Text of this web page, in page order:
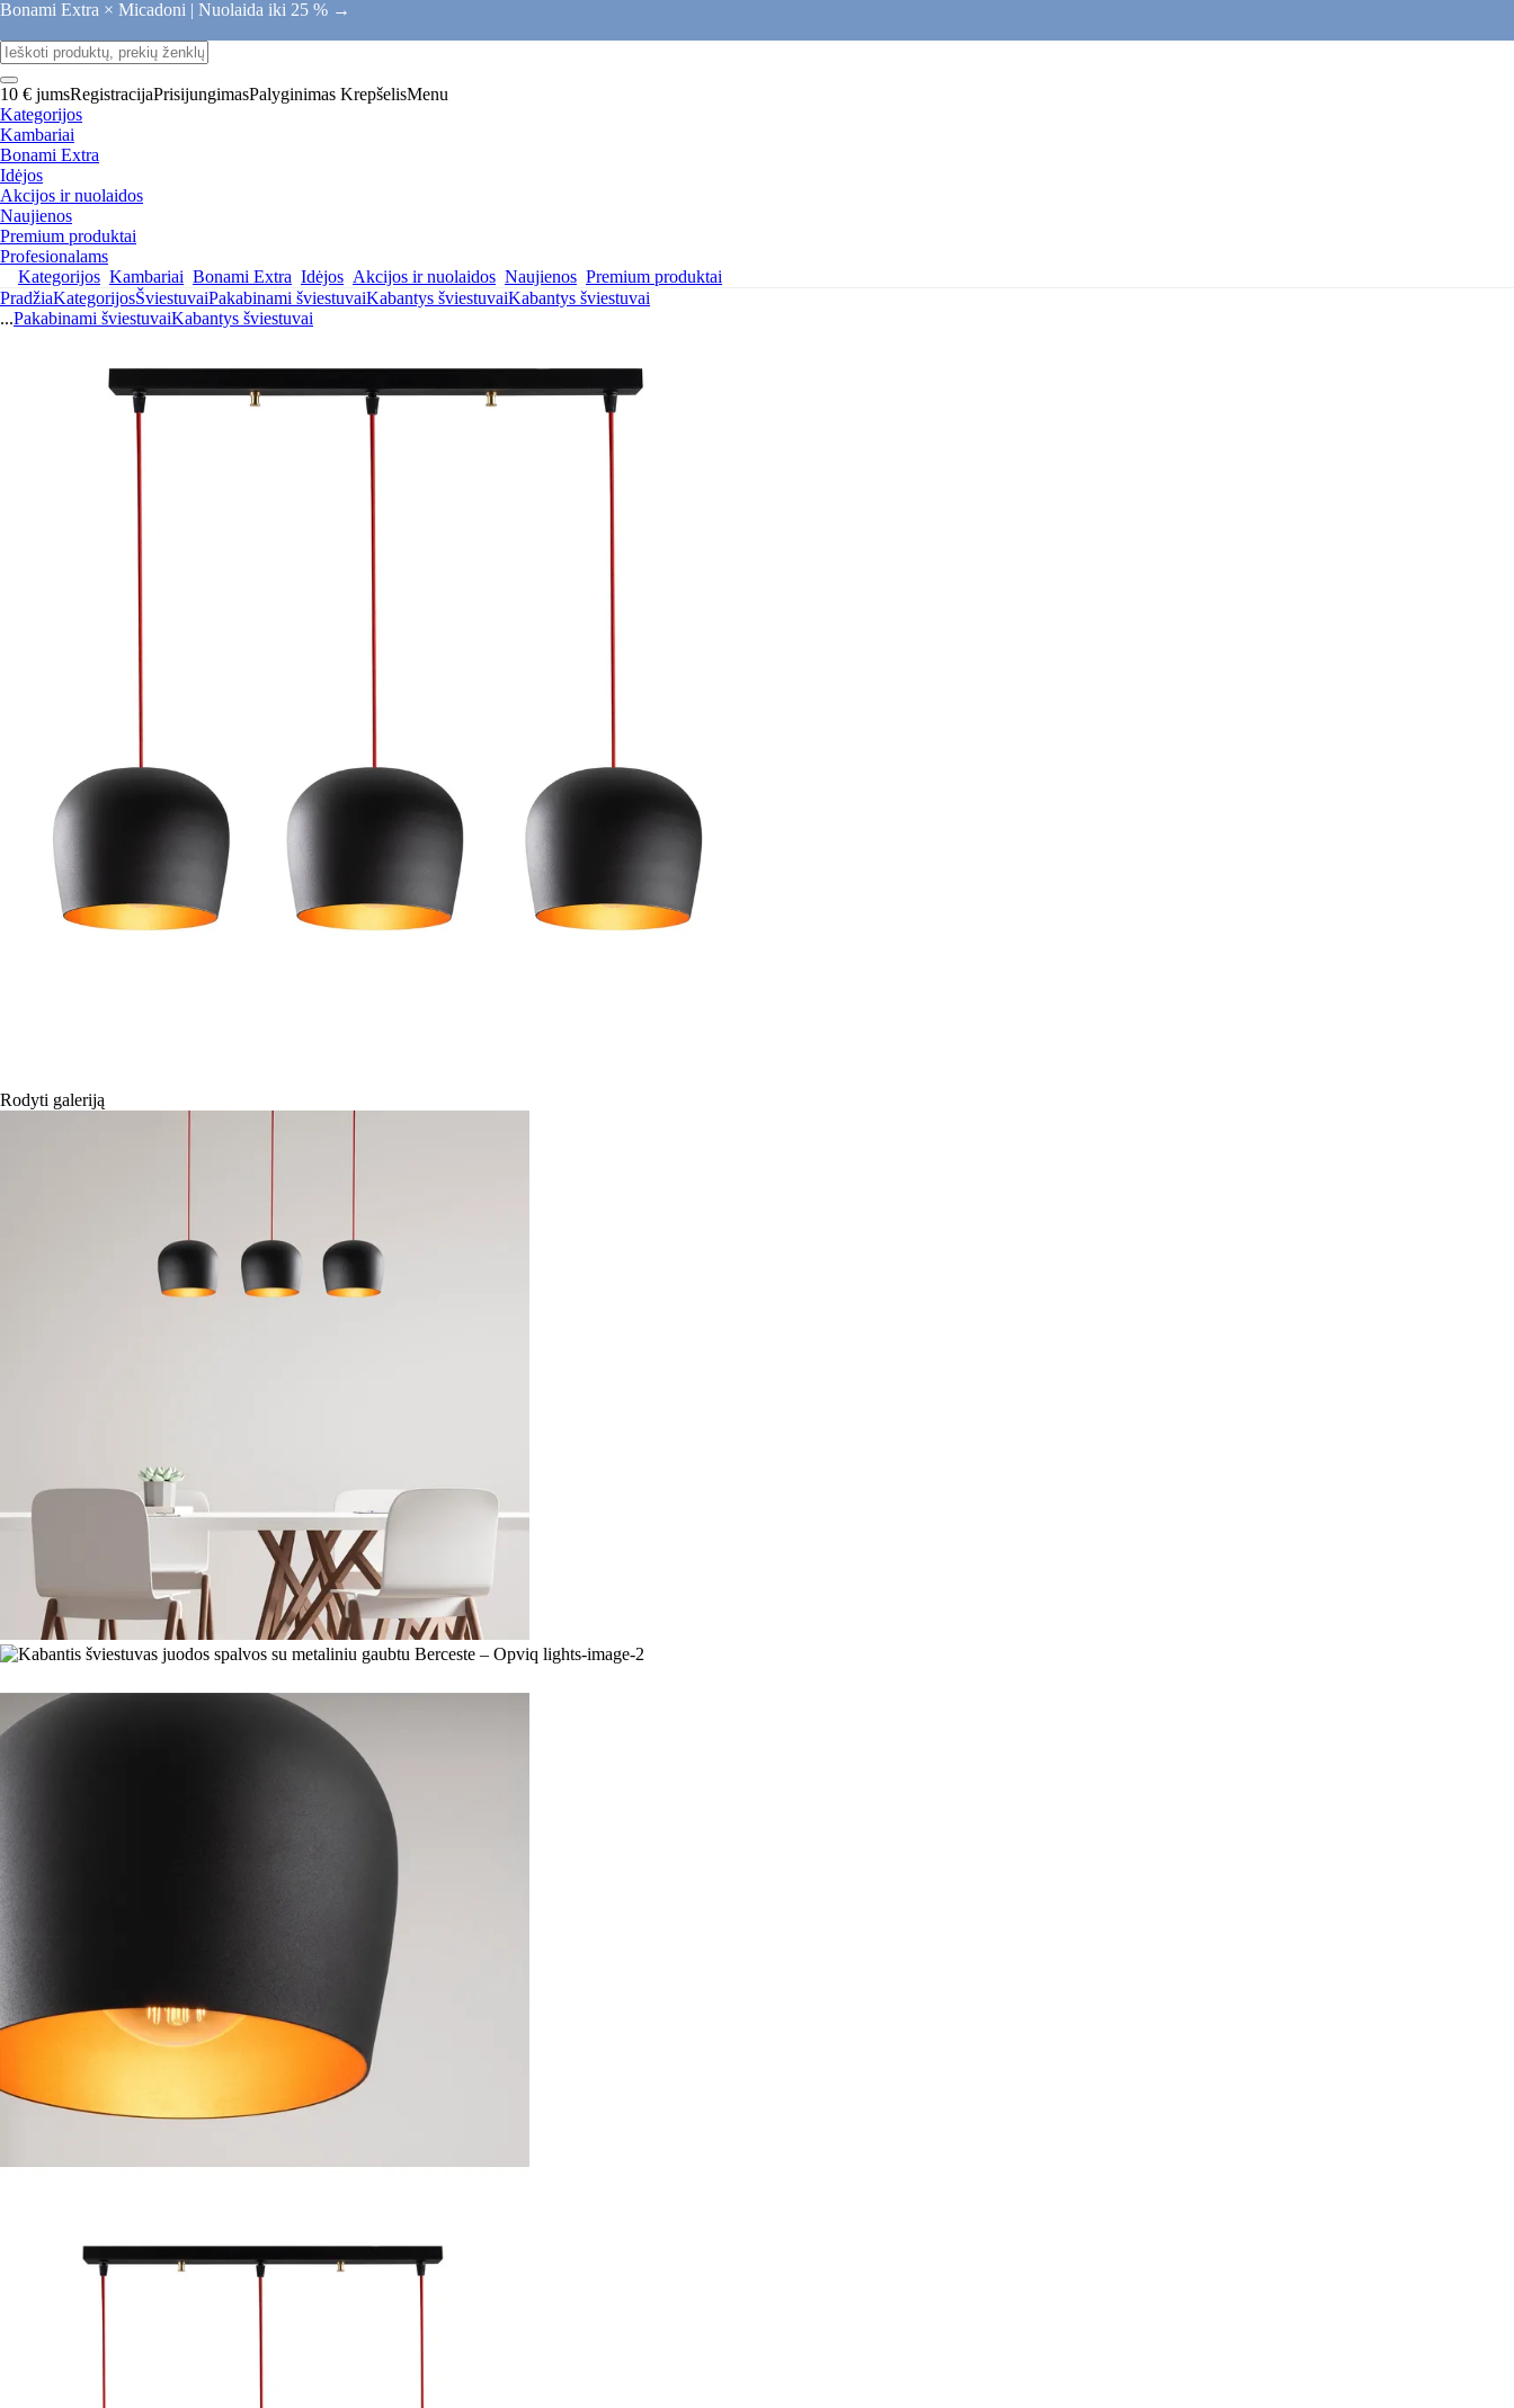
Bonami Extra × Micadoni | Nuolaida iki 25 % →
10 € jumsRegistracijaPrisijungimasPalyginimas KrepšelisMenu
Kategorijos
Kambariai
Bonami Extra
Idėjos
Akcijos ir nuolaidos
Naujienos
Premium produktai
Profesionalams
Kategorijos Kambariai Bonami Extra Idėjos Akcijos ir nuolaidos Naujienos Premium produktai
PradžiaKategorijosŠviestuvaiPakabinami šviestuvaiKabantys šviestuvaiKabantys šviestuvai
...Pakabinami šviestuvaiKabantys šviestuvai
Rodyti galeriją